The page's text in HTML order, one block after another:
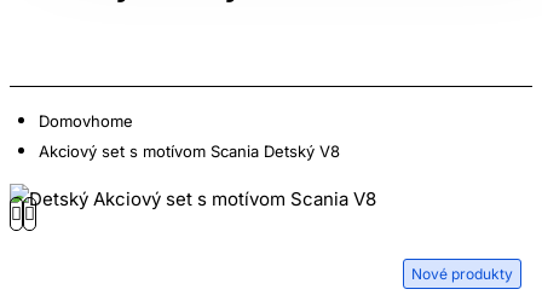
Domovhome
Akciový set s motívom Scania Detský V8
Nové produkty